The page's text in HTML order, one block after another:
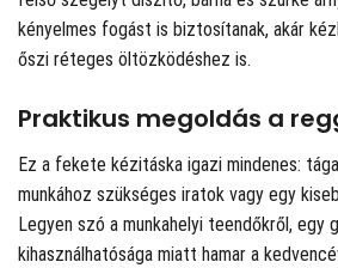
kényelmes fogást is biztosítanak, akár
őszi réteges öltözködéshez is.
Praktikus megoldás a
Ez a fekete kézitáska igazi mindenes:
munkához szükséges iratok vagy egy
Legyen szó a munkahelyi teendőkről,
kihasználhatósága miatt hamar a